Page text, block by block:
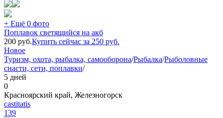
+ Ещё 0 фото
Поплавок светящийся на акб
200 руб.Купить сейчас за 250 руб.
Новое
Туризм, охота, рыбалка, самооборона/Рыбалка/Рыболовные
снасти, сети, поплавки/
5 дней
0
Красноярский край, Железногорск
castitatis
139